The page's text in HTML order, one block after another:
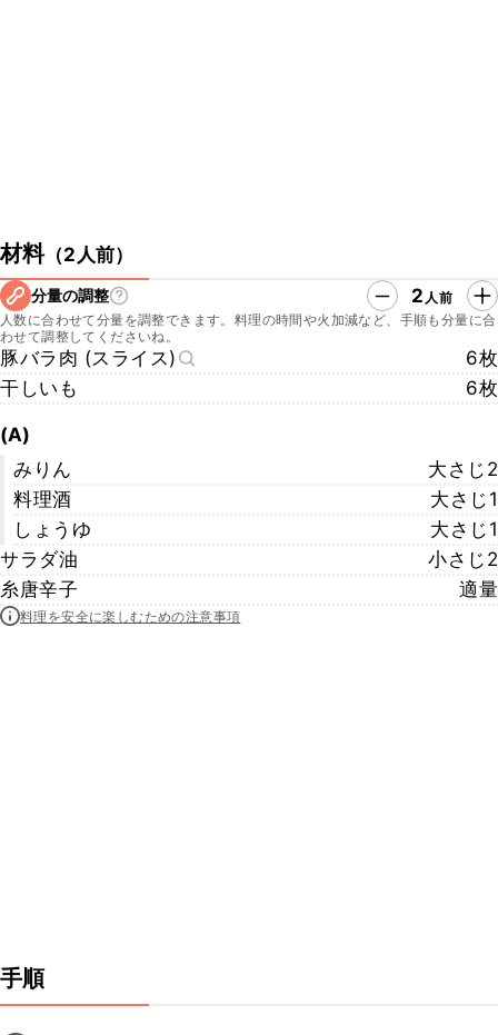
材料（2人前）
分量の調整 2 人前
人数に合わせて分量を調整できます。料理の時間や火加減など、手順も分量に合
わせて調整してくださいね。
豚バラ肉 (スライス)
6枚
干しいも
6枚
(A)
みりん
大さじ2
料理酒
大さじ1
しょうゆ
大さじ1
サラダ油
小さじ2
糸唐辛子
適量
料理を安全に楽しむための注意事項
手順